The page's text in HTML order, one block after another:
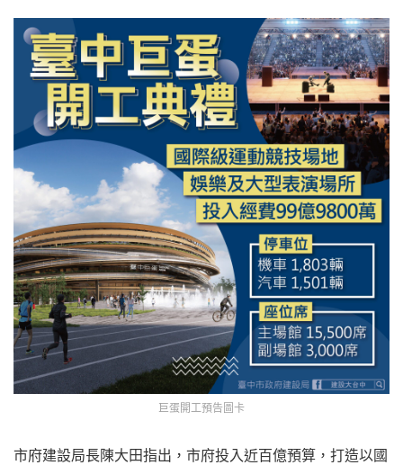
巨蛋開工預告圖卡
市府建設局長陳大田指出，市府投入近百億預算，打造以國